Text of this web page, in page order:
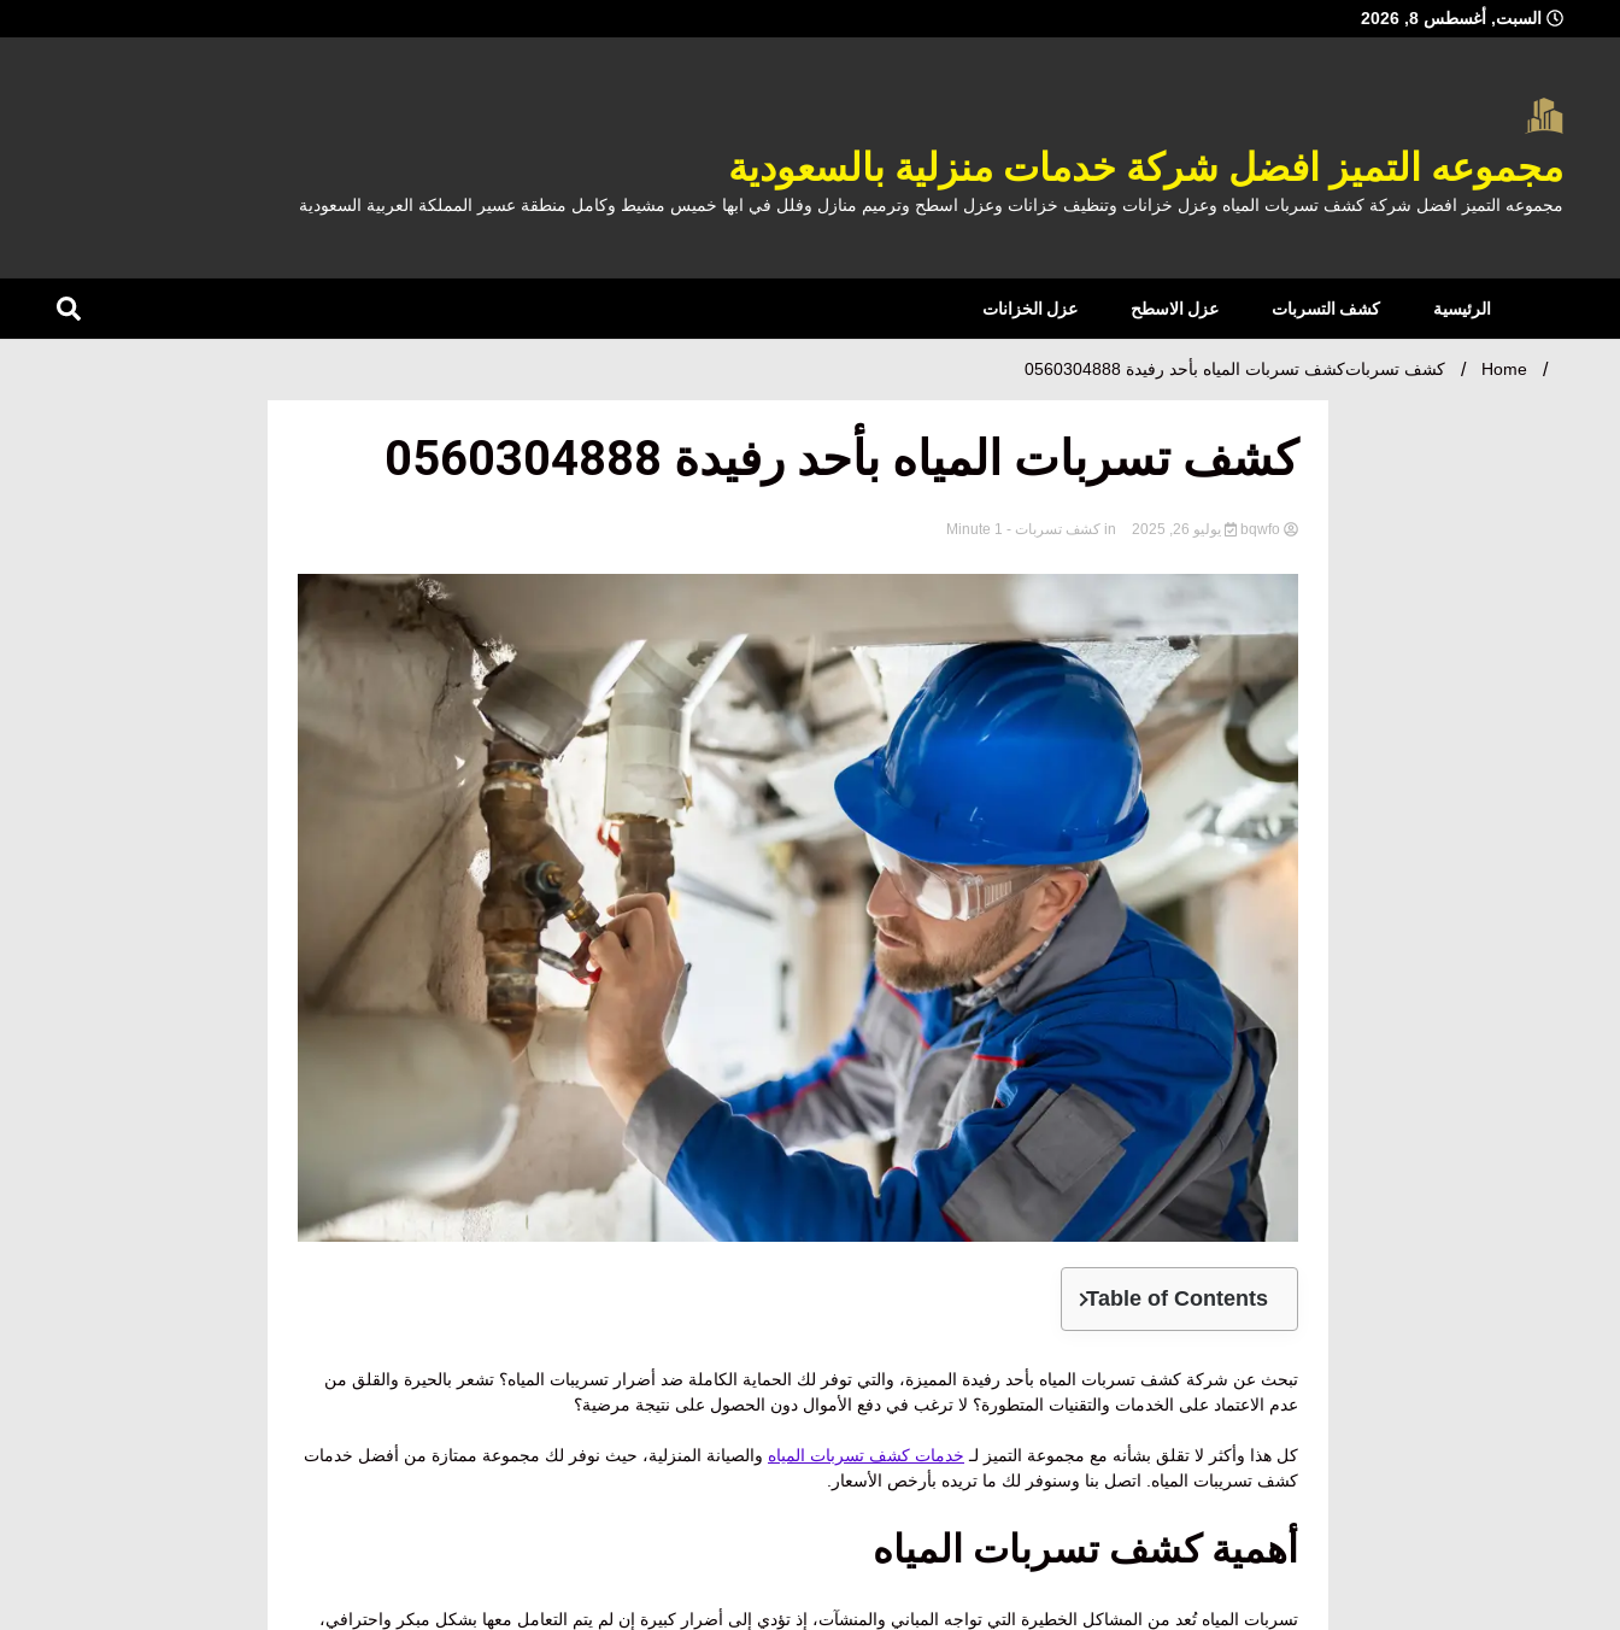
to
السبت, أغسطس 8, 2026
مجموعه التميز افضل شركة خدمات منزلية بالسعودية
مجموعه التميز افضل شركة كشف تسربات المياه وعزل خزانات وتنظيف خزانات وعزل اسطح وترميم منازل وفلل في ابها خميس مشيط وكامل منطقة عسير المملكة العربية السعودية
الرئيسية كشف التسربات عزل الاسطح عزل الخزانات
Home كشف تسرباتكشف تسربات المياه بأحد رفيدة 0560304888
كشف تسربات المياه بأحد رفيدة 0560304888
يوليو 26, 2025 in كشف تسربات - 1 Minute
Table of Contents
تبحث عن شركة كشف تسربات المياه بأحد رفيدة المميزة، والتي توفر لك الحماية الكاملة ضد أضرار تسريبات المياه؟ تشعر بالحيرة والقلق من
عدم الاعتماد على الخدمات والتقنيات المتطورة؟ لا ترغب في دفع الأموال دون الحصول على نتيجة مرضية؟
كل هذا وأكثر لا تقلق بشأنه مع مجموعة التميز لـ خدمات كشف تسربات المياه والصيانة المنزلية، حيث نوفر لك مجموعة ممتازة من أفضل خدمات
كشف تسريبات المياه. اتصل بنا وسنوفر لك ما تريده بأرخص الأسعار.
أهمية كشف تسربات المياه
تسربات المياه تُعد من المشاكل الخطيرة التي تواجه المباني والمنشآت، إذ تؤدي إلى أضرار كبيرة إن لم يتم التعامل معها بشكل مبكر واحترافي،